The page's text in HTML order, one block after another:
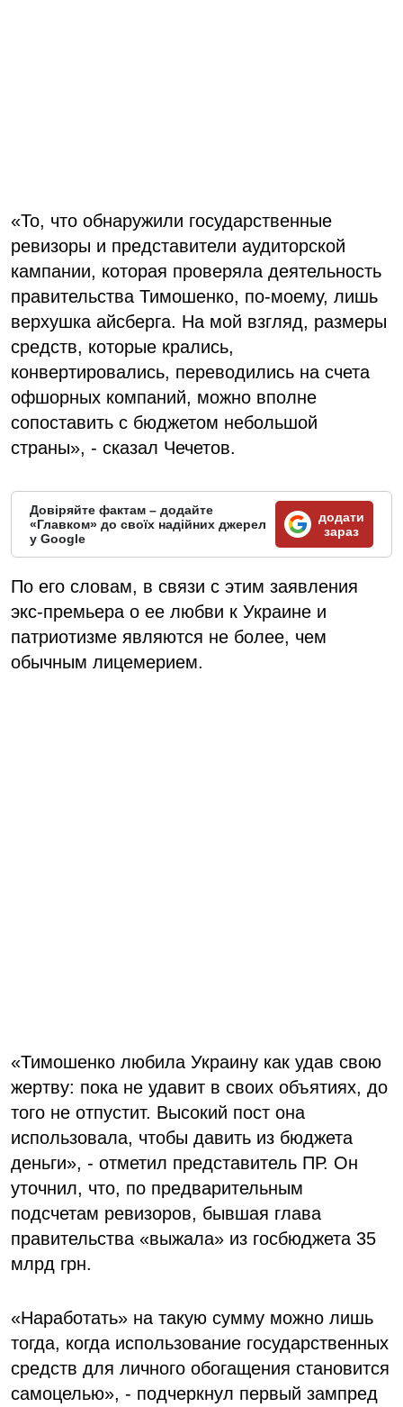
«То, что обнаружили государственные
ревизоры и представители аудиторской
кампании, которая проверяла деятельность
правительства Тимошенко, по-моему, лишь
верхушка айсберга. На мой взгляд, размеры
средств, которые крались,
конвертировались, переводились на счета
офшорных компаний, можно вполне
сопоставить с бюджетом небольшой
страны», - сказал Чечетов.
Довіряйте фактам – додайте
«Главком» до своїх надійних джерел
у Google
додати
зараз
По его словам, в связи с этим заявления
экс-премьера о ее любви к Украине и
патриотизме являются не более, чем
обычным лицемерием.
«Тимошенко любила Украину как удав свою
жертву: пока не удавит в своих объятиях, до
того не отпустит. Высокий пост она
использовала, чтобы давить из бюджета
деньги», - отметил представитель ПР. Он
уточнил, что, по предварительным
подсчетам ревизоров, бывшая глава
правительства «выжала» из госбюджета 35
млрд грн.
«Наработать» на такую сумму можно лишь
тогда, когда использование государственных
средств для личного обогащения становится
самоцелью», - подчеркнул первый зампред